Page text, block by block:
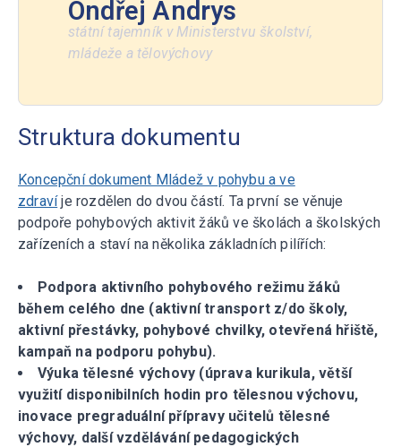
Ondřej Andrys
státní tajemník v Ministerstvu školství,
mládeže a tělovýchovy
Struktura dokumentu
Koncepční dokument Mládež v pohybu a ve
zdravíje rozdělen do dvou částí. Ta první se věnuje
podpoře pohybových aktivit žáků ve školách a školských
zařízeních a staví na několika základních pilířích:
Podpora aktivního pohybového režimu žáků
během celého dne (aktivní transport z/do školy,
aktivní přestávky, pohybové chvilky, otevřená hřiště,
kampaň na podporu pohybu).
Výuka tělesné výchovy (úprava kurikula, větší
využití disponibilních hodin pro tělesnou výchovu,
inovace pregraduální přípravy učitelů tělesné
výchovy, další vzdělávání pedagogických